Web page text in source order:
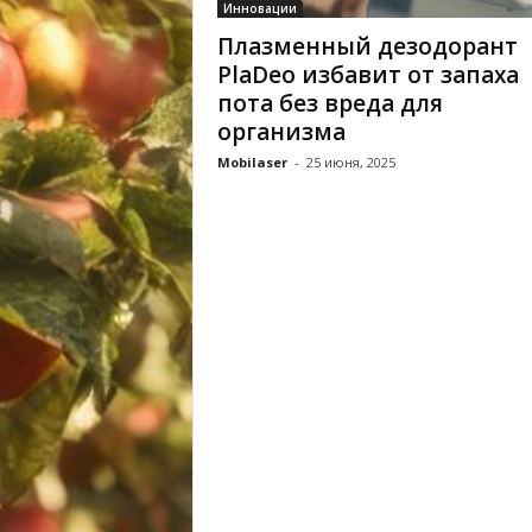
Инновации
Плазменный дезодорант
PlaDeo избавит от запаха
пота без вреда для
организма
Mobilaser - 25 июня, 2025